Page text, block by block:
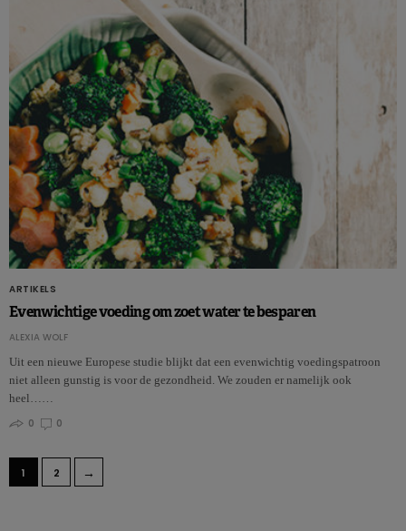
ARTIKELS
Evenwichtige voeding om zoet water te besparen
ALEXIA WOLF
Uit een nieuwe Europese studie blijkt dat een evenwichtig voedingspatroon
niet alleen gunstig is voor de gezondheid. We zouden er namelijk ook
heel……
0
0
1 2 →